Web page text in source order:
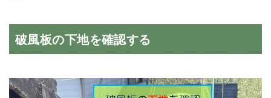
破風板の下地を確認する